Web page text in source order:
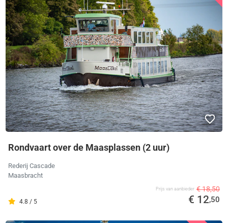
Rondvaart over de Maasplassen (2 uur)
Rederij Cascade
Maasbracht
4.8 / 5
Prijs van aanbieder € 18,50
€ 12,50